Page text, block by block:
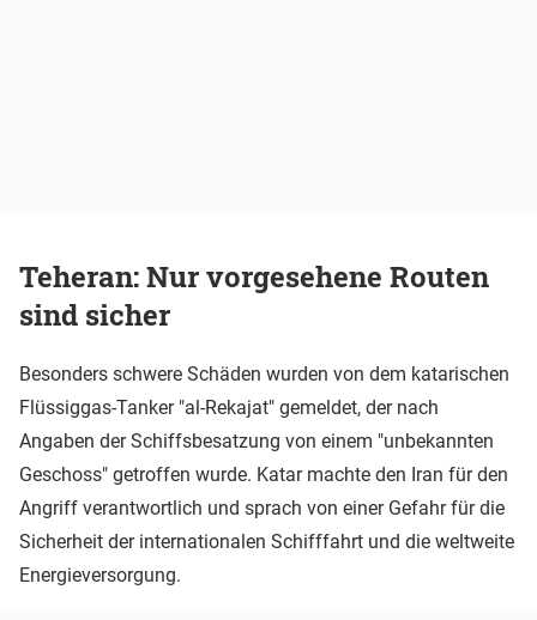
Teheran: Nur vorgesehene Routen
sind sicher
Besonders schwere Schäden wurden von dem katarischen
Flüssiggas-Tanker "al-Rekajat" gemeldet, der nach
Angaben der Schiffsbesatzung von einem "unbekannten
Geschoss" getroffen wurde. Katar machte den Iran für den
Angriff verantwortlich und sprach von einer Gefahr für die
Sicherheit der internationalen Schifffahrt und die weltweite
Energieversorgung.